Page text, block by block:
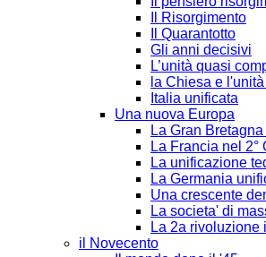
Il Risorgimento
Il Quarantotto
Gli anni decisivi
L’unità quasi
la Chiesa e
Italia unificata
Una nuova Europa
La Gran
La Francia nel 2°
La unificazione
La Germania
Una crescente
La societa' di
La 2a rivoluzione
il Novecento